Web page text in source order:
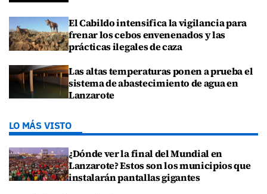
El Cabildo intensifica la vigilancia para
frenar los cebos envenenados y las
prácticas ilegales de caza
Las altas temperaturas ponen a prueba el
sistema de abastecimiento de agua en
Lanzarote
LO MÁS VISTO
¿Dónde ver la final del Mundial en
Lanzarote? Estos son los municipios que
instalarán pantallas gigantes